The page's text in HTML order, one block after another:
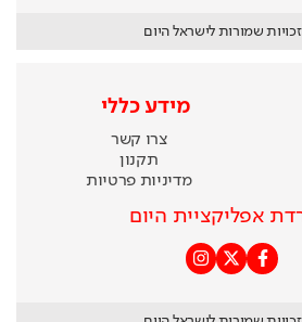
שמורות לישראל היום
מידע כללי
צרו קשר
תקנון
מדיניות פרטיות
אפליקציית היום